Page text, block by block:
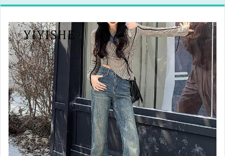
電腦、平板與周邊
相機、攝影與周邊
運動、戶外與休閒
電玩遊戲與主機
嬰幼兒與孕婦
汽機車精品百貨
居家、家具與園藝
玩具、模型與公仔